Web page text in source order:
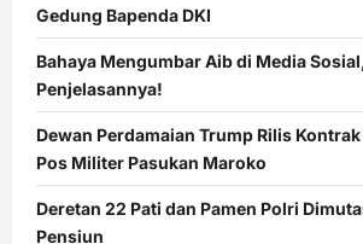
Gedung Bapenda DKI
Bahaya Mengumbar Aib di Media
Penjelasannya!
Dewan Perdamaian Trump Rilis
Pos Militer Pasukan Maroko
Deretan 22 Pati dan Pamen Polri
Pensiun